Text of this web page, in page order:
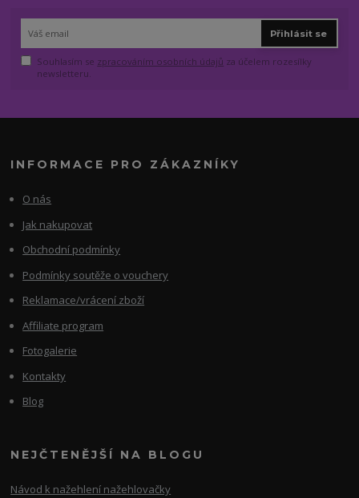
Přihlásit se
Souhlasím se zpracováním osobních údajů za účelem rozesílky
newsletteru.
INFORMACE PRO ZÁKAZNÍKY
O nás
Jak nakupovat
Obchodní podmínky
Podmínky soutěže o vouchery
Reklamace/vrácení zboží
Affiliate program
Fotogalerie
Kontakty
Blog
NEJČTENĚJŠÍ NA BLOGU
Návod k nažehlení nažehlovačky